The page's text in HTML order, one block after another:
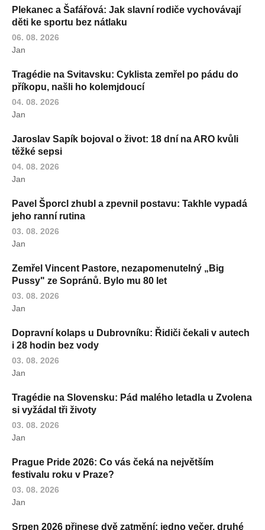
Plekanec a Šafářová: Jak slavní rodiče vychovávají
děti ke sportu bez nátlaku
06. 08. 2026
Jan
Tragédie na Svitavsku: Cyklista zemřel po pádu do
příkopu, našli ho kolemjdoucí
04. 08. 2026
Jan
Jaroslav Sapík bojoval o život: 18 dní na ARO kvůli
těžké sepsi
04. 08. 2026
Jan
Pavel Šporcl zhubl a zpevnil postavu: Takhle vypadá
jeho ranní rutina
03. 08. 2026
Jan
Zemřel Vincent Pastore, nezapomenutelný „Big
Pussy" ze Sopránů. Bylo mu 80 let
03. 08. 2026
Jan
Dopravní kolaps u Dubrovníku: Řidiči čekali v autech
i 28 hodin bez vody
03. 08. 2026
Jan
Tragédie na Slovensku: Pád malého letadla u Zvolena
si vyžádal tři životy
03. 08. 2026
Jan
Prague Pride 2026: Co vás čeká na největším
festivalu roku v Praze?
03. 08. 2026
Jan
Srpen 2026 přinese dvě zatmění: jedno večer, druhé